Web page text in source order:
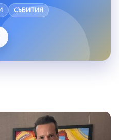
СЪБИТИЯ